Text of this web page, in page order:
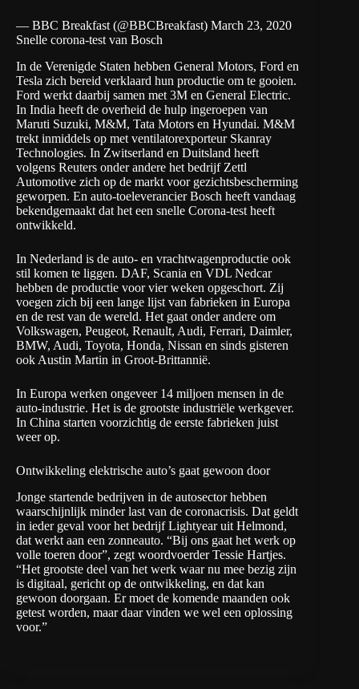
— BBC Breakfast (@BBCBreakfast) March 23, 2020
Snelle corona-test van Bosch
In de Verenigde Staten hebben General Motors, Ford en
Tesla zich bereid verklaard hun productie om te gooien.
Ford werkt daarbij samen met 3M en General Electric.
In India heeft de overheid de hulp ingeroepen van
Maruti Suzuki, M&M, Tata Motors en Hyundai. M&M
trekt inmiddels op met ventilatorexporteur Skanray
Technologies. In Zwitserland en Duitsland heeft
volgens Reuters onder andere het bedrijf Zettl
Automotive zich op de markt voor gezichtsbescherming
geworpen. En auto-toeleverancier Bosch heeft vandaag
bekendgemaakt dat het een snelle Corona-test heeft
ontwikkeld.
In Nederland is de auto- en vrachtwagenproductie ook
stil komen te liggen. DAF, Scania en VDL Nedcar
hebben de productie voor vier weken opgeschort. Zij
voegen zich bij een lange lijst van fabrieken in Europa
en de rest van de wereld. Het gaat onder andere om
Volkswagen, Peugeot, Renault, Audi, Ferrari, Daimler,
BMW, Audi, Toyota, Honda, Nissan en sinds gisteren
ook Austin Martin in Groot-Brittannië.
In Europa werken ongeveer 14 miljoen mensen in de
auto-industrie. Het is de grootste industriële werkgever.
In China starten voorzichtig de eerste fabrieken juist
weer op.
Ontwikkeling elektrische auto’s gaat gewoon door
Jonge startende bedrijven in de autosector hebben
waarschijnlijk minder last van de coronacrisis. Dat geldt
in ieder geval voor het bedrijf Lightyear uit Helmond,
dat werkt aan een zonneauto. “Bij ons gaat het werk op
volle toeren door”, zegt woordvoerder Tessie Hartjes.
“Het grootste deel van het werk waar nu mee bezig zijn
is digitaal, gericht op de ontwikkeling, en dat kan
gewoon doorgaan. Er moet de komende maanden ook
getest worden, maar daar vinden we wel een oplossing
voor.”